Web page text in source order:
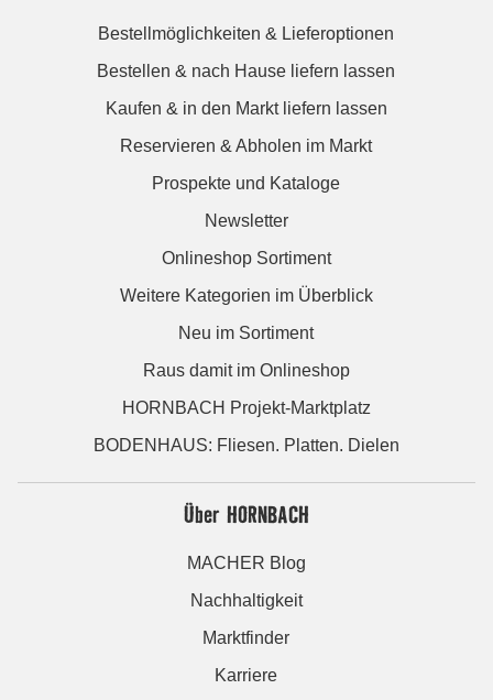
Bestellmöglichkeiten & Lieferoptionen
Bestellen & nach Hause liefern lassen
Kaufen & in den Markt liefern lassen
Reservieren & Abholen im Markt
Prospekte und Kataloge
Newsletter
Onlineshop Sortiment
Weitere Kategorien im Überblick
Neu im Sortiment
Raus damit im Onlineshop
HORNBACH Projekt-Marktplatz
BODENHAUS: Fliesen. Platten. Dielen
Über HORNBACH
MACHER Blog
Nachhaltigkeit
Marktfinder
Karriere